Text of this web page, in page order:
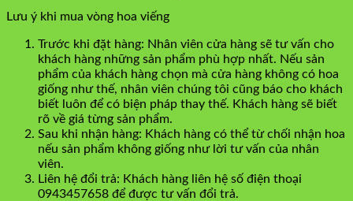
Lưu ý khi mua vòng hoa viếng
Trước khi đặt hàng: Nhân viên cửa hàng sẽ tư vấn cho
khách hàng những sản phẩm phù hợp nhất. Nếu sản
phẩm của khách hàng chọn mà cửa hàng không có hoa
giống như thế, nhân viên chúng tôi cũng báo cho khách
biết luôn để có biện pháp thay thế. Khách hàng sẽ biết
rõ về giá từng sản phẩm.
Sau khi nhận hàng: Khách hàng có thể từ chối nhận hoa
nếu sản phẩm không giống như lời tư vấn của nhân
viên.
Liên hệ đổi trả: Khách hàng liên hệ số điện thoại
0943457658 để được tư vấn đổi trả.